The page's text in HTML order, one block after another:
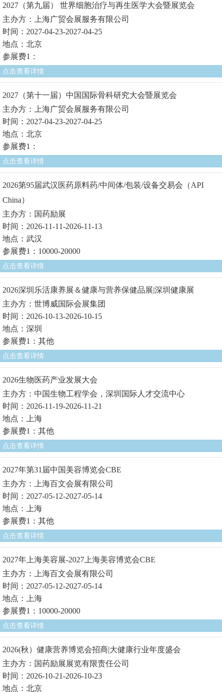
2027（第九届） 世界细胞治疗与再生医学大会暨展览会
主办方：上海广贸会展服务有限公司
时间：2027-04-23-2027-04-25
地点：北京
参展费1：
点击查看详情
2027（第十一届）中国国际骨科研究大会暨展览会
主办方：上海广贸会展服务有限公司
时间：2027-04-23-2027-04-25
地点：北京
参展费1：
点击查看详情
2026第95届武汉医药原料药/中间体/包装/设备交易会（API
China）
主办方：国药励展
时间：2026-11-11-2026-11-13
地点：武汉
参展费1：10000-20000
点击查看详情
2026深圳乐活康养展＆健康与营养保健品展|深圳健康展
主办方：世博威国际会展集团
时间：2026-10-13-2026-10-15
地点：深圳
参展费1：其他
点击查看详情
2026生物医药产业发展大会
主办方：中国生物工程学会，深圳国际人才交流中心
时间：2026-11-19-2026-11-21
地点：上海
参展费1：其他
点击查看详情
2027年第31届中国美容博览会CBE
主办方：上海百文会展有限公司
时间：2027-05-12-2027-05-14
地点：上海
参展费1：其他
点击查看详情
2027年上海美容展-2027上海美容博览会CBE
主办方：上海百文会展有限公司
时间：2027-05-12-2027-05-14
地点：上海
参展费1：10000-20000
点击查看详情
2026(秋）健康营养博览会招商|大健康行业年度盛会
主办方：国药励展展览有限责任公司
时间：2026-10-21-2026-10-23
地点：北京